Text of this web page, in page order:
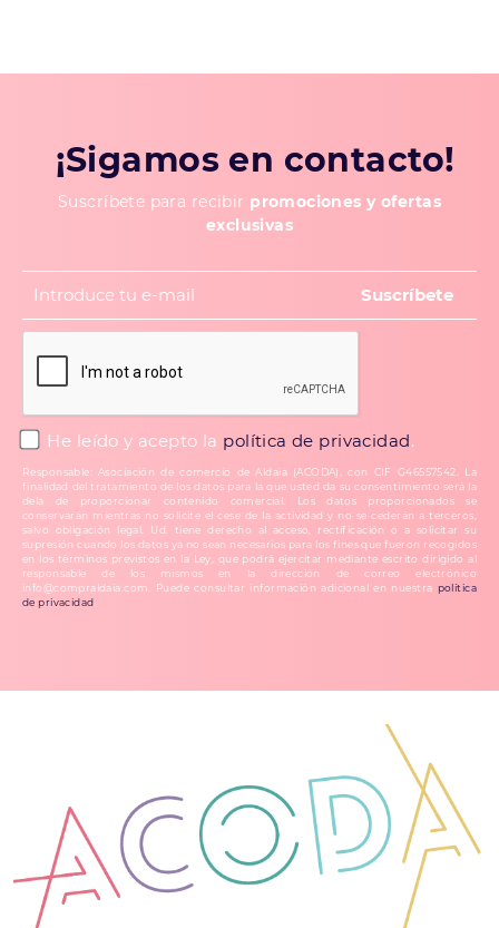
¡Sigamos en contacto!
Suscríbete para recibir promociones y ofertas
exclusivas
He leído y acepto la política de privacidad.
Responsable: Asociación de comercio de Aldaia (ACODA), con CIF G46557542. La
finalidad del tratamiento de los datos para la que usted da su consentimiento será la
dela de proporcionar contenido comercial. Los datos proporcionados se
conservarán mientras no solicite el cese de la actividad y no se cederán a terceros,
salvo obligación legal. Ud. tiene derecho al acceso, rectificación o a solicitar su
supresión cuando los datos ya no sean necesarios para los fines que fueron recogidos
en los términos previstos en la Ley, que podrá ejercitar mediante escrito dirigido al
responsable de los mismos en la dirección de correo electrónico
info@compraldaia.com. Puede consultar información adicional en nuestra política
de privacidad